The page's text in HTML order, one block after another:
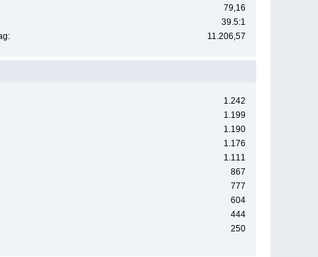
79,16
39.5:1
11.206,57
1.242
1.199
1.190
1.176
1.111
867
777
604
444
250